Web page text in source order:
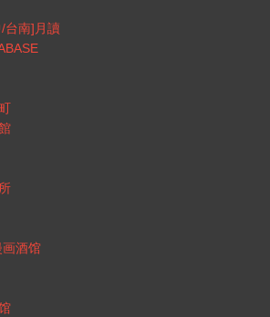
台南]月讀
画酒馆